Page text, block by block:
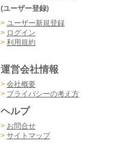
(ユーザー登録)
> ユーザー新規登録
> ログイン
> 利用規約
運営会社情報
> 会社概要
> プライバシーの考え方
ヘルプ
> お問合せ
> サイトマップ